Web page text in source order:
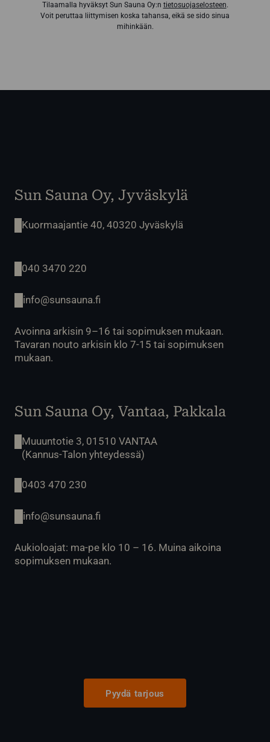
Tilaamalla hyväksyt Sun Sauna Oy:n tietosuojaselosteen.
Voit peruttaa liittymisen koska tahansa, eikä se sido sinua
mihinkään.
Sun Sauna Oy, Jyväskylä
Kuormaajantie 40, 40320 Jyväskylä
040 3470 220
info@sunsauna.fi
Avoinna arkisin 9–16 tai sopimuksen mukaan.
Tavaran nouto arkisin klo 7-15 tai sopimuksen
mukaan.
Sun Sauna Oy, Vantaa, Pakkala
Muuuntotie 3, 01510 VANTAA
(Kannus-Talon yhteydessä)
0403 470 230
info@sunsauna.fi
Aukioloajat: ma-pe klo 10 – 16. Muina aikoina
sopimuksen mukaan.
Pyydä tarjous